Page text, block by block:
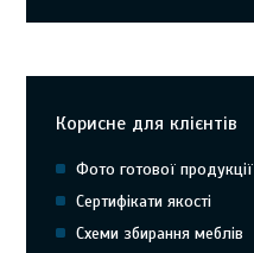
Корисне для клієнтів
Фото готової продукції
Сертифікати якості
Схеми збирання меблів